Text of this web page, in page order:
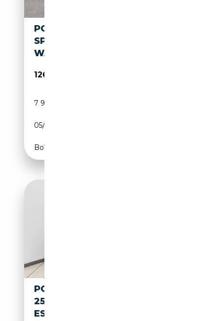
PORSCHE 992 S CABRIO,
SPORTDESIGNPAKET,
WARTUNG NEU
126 900€
7 900 km
05/2021
Boîte automatique
PORSCHE MACAN 3.0 DIESEL
250 CV FULL OPTIONALS IVA
ESPOSTA